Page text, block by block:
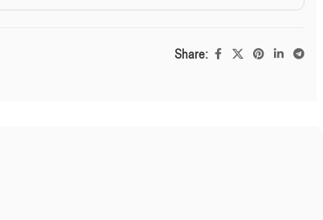
Share: